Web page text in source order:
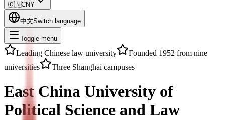
🇨🇳CNY
中文Switch language
Toggle menu
Leading Chinese law university
Founded 1952 from nine
universities
Three Shanghai campuses
East China University of
Political Science and Law